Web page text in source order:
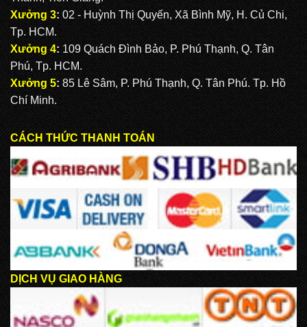
Xưởng 3: 02 - Huỳnh Thị Quyến, Xã Bình Mỹ, H. Củ Chi,
Tp. HCM.
Xưởng 4: 109 Quách Đình Bảo, P. Phú Thạnh, Q. Tân
Phú, Tp. HCM.
Xưởng 5: 85 Lê Sâm, P. Phú Thạnh, Q. Tân Phú. Tp. Hồ
Chí Minh.
CÁCH THỨC THANH TOÁN
DỊCH VỤ GIAO HÀNG